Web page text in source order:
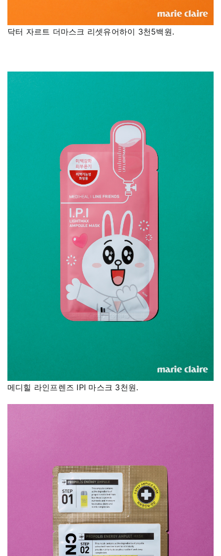
닥터 자르트 더마스크 리셋유어하이 3천5백원.
메디힐 라인프렌즈 IPI 마스크 3천원.